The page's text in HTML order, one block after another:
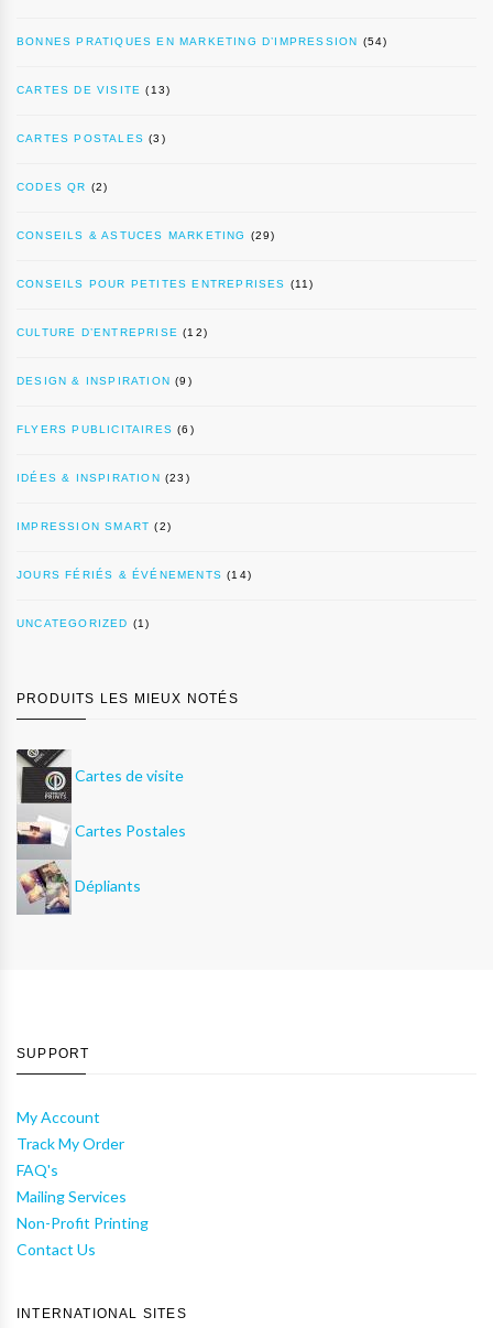
BONNES PRATIQUES EN MARKETING D’IMPRESSION (54)
CARTES DE VISITE (13)
CARTES POSTALES (3)
CODES QR (2)
CONSEILS & ASTUCES MARKETING (29)
CONSEILS POUR PETITES ENTREPRISES (11)
CULTURE D’ENTREPRISE (12)
DESIGN & INSPIRATION (9)
FLYERS PUBLICITAIRES (6)
IDÉES & INSPIRATION (23)
IMPRESSION SMART (2)
JOURS FÉRIÉS & ÉVÉNEMENTS (14)
UNCATEGORIZED (1)
PRODUITS LES MIEUX NOTÉS
Cartes de visite
Cartes Postales
Dépliants
SUPPORT
My Account
Track My Order
FAQ's
Mailing Services
Non-Profit Printing
Contact Us
INTERNATIONAL SITES